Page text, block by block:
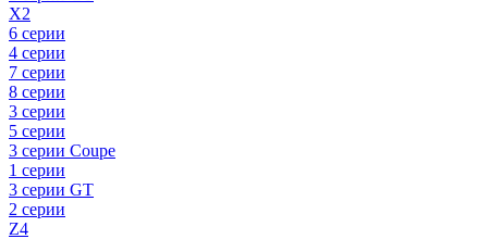
X2
6 серии
4 серии
7 серии
8 серии
3 серии
5 серии
3 серии Coupe
1 серии
3 серии GT
2 серии
Z4